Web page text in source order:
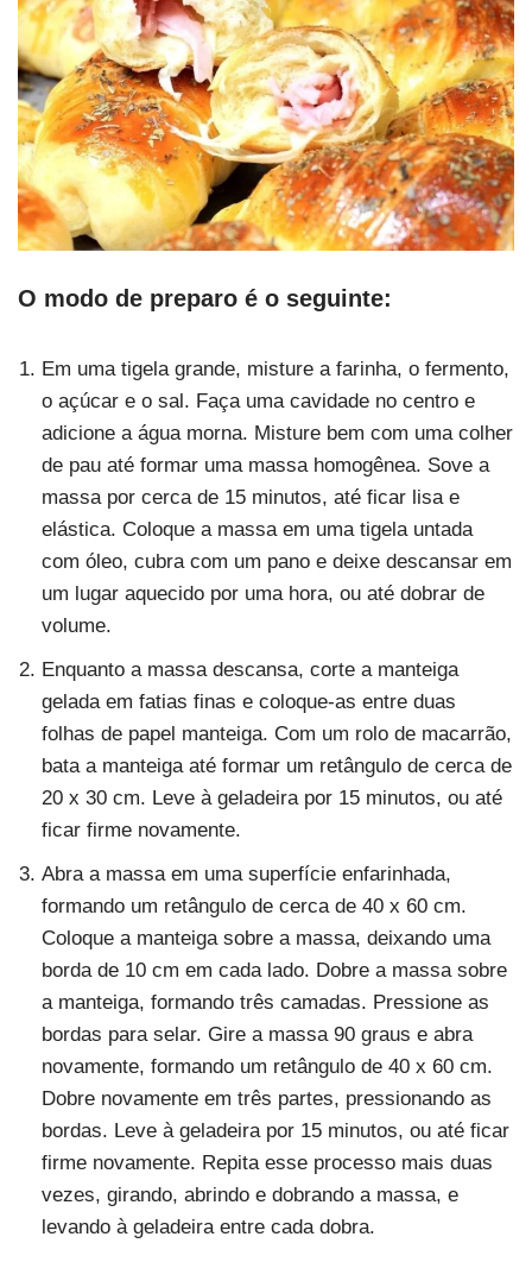
O modo de preparo é o seguinte:
Em uma tigela grande, misture a farinha, o fermento,
o açúcar e o sal. Faça uma cavidade no centro e
adicione a água morna. Misture bem com uma colher
de pau até formar uma massa homogênea. Sove a
massa por cerca de 15 minutos, até ficar lisa e
elástica. Coloque a massa em uma tigela untada
com óleo, cubra com um pano e deixe descansar em
um lugar aquecido por uma hora, ou até dobrar de
volume.
Enquanto a massa descansa, corte a manteiga
gelada em fatias finas e coloque-as entre duas
folhas de papel manteiga. Com um rolo de macarrão,
bata a manteiga até formar um retângulo de cerca de
20 x 30 cm. Leve à geladeira por 15 minutos, ou até
ficar firme novamente.
Abra a massa em uma superfície enfarinhada,
formando um retângulo de cerca de 40 x 60 cm.
Coloque a manteiga sobre a massa, deixando uma
borda de 10 cm em cada lado. Dobre a massa sobre
a manteiga, formando três camadas. Pressione as
bordas para selar. Gire a massa 90 graus e abra
novamente, formando um retângulo de 40 x 60 cm.
Dobre novamente em três partes, pressionando as
bordas. Leve à geladeira por 15 minutos, ou até ficar
firme novamente. Repita esse processo mais duas
vezes, girando, abrindo e dobrando a massa, e
levando à geladeira entre cada dobra.